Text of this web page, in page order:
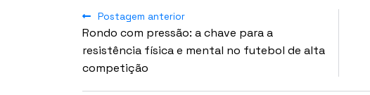
Postagem anterior
Rondo com pressão: a chave para a
resistência física e mental no futebol de alta
competição